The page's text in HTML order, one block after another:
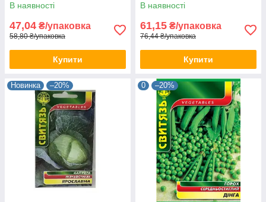
В наявності
47,04 ₴/упаковка
58,80 ₴/упаковка
Купити
В наявності
61,15 ₴/упаковка
76,44 ₴/упаковка
Купити
Новинка –20% 0 –20%